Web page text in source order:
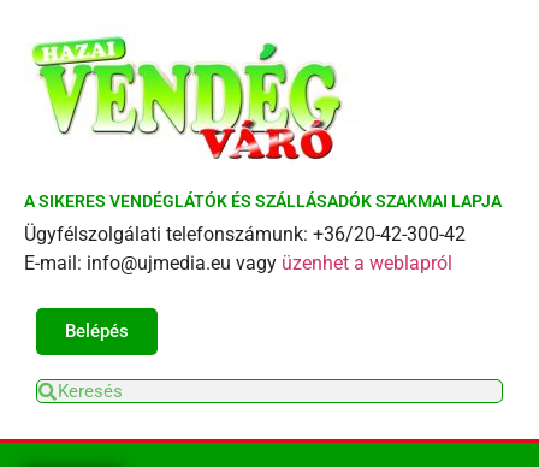
A SIKERES VENDÉGLÁTÓK ÉS SZÁLLÁSADÓK SZAKMAI LAPJA
Ügyfélszolgálati telefonszámunk: +36/20-42-300-42
E-mail: info@ujmedia.eu vagy üzenhet a weblapról
Belépés